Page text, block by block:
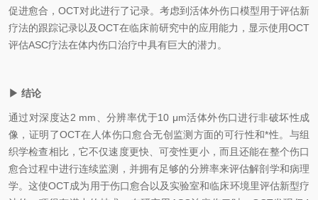
促进愈合，OCT对此进行了记录。考虑到活体外伤口模型用于评估新
疗法的跟踪记录以及OCT在临床前研究中的应用能力 ， 显示使用OCT
评估ASC疗法在体内伤口治疗中具有巨大的潜力。
▶ 结论
通过对深度达2 mm、分辨率优于10 μm活体外伤口进行非破坏性成
像，证明了OCT在人体伤口愈合无创监测方面的可行性和*性。 与组
织学检查相比，它不仅速度更快、可变性更小，而且还能在整个伤口
愈合过程中进行连续监测
，并拥有足够的分辨率来评估解剖学和病理
学。这使OCT成为 用于伤口愈合以及实验室和临床环境里评估新型疗